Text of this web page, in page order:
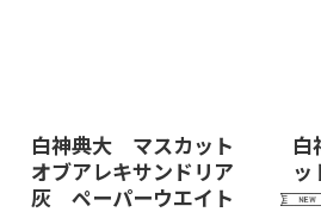
白神典大 マスカット
オブアレキサンドリア
灰 ペーパーウエイト
白
ッ